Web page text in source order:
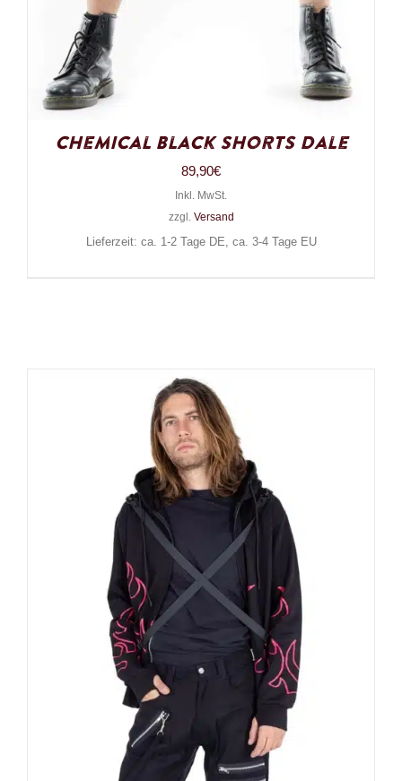
Chemical Black Shorts Dale
89,90€
Inkl. MwSt.
zzgl. Versand
Lieferzeit: ca. 1-2 Tage DE, ca. 3-4 Tage EU